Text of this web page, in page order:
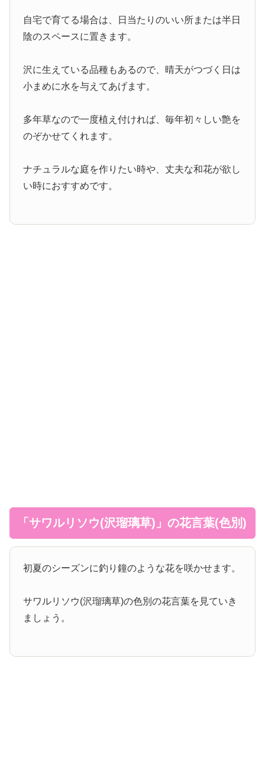
自宅で育てる場合は、日当たりのいい所または半日
陰のスペースに置きます。
沢に生えている品種もあるので、晴天がつづく日は
小まめに水を与えてあげます。
多年草なので一度植え付ければ、毎年初々しい艶を
のぞかせてくれます。
ナチュラルな庭を作りたい時や、丈夫な和花が欲し
い時におすすめです。
「サワルリソウ(沢瑠璃草)」の花言葉(色別)
初夏のシーズンに釣り鐘のような花を咲かせます。
サワルリソウ(沢瑠璃草)の色別の花言葉を見ていき
ましょう。